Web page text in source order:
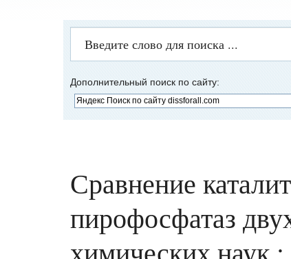
Дополнительный поиск по сайту:
Сравнение
пирофосфатаз
химических наук